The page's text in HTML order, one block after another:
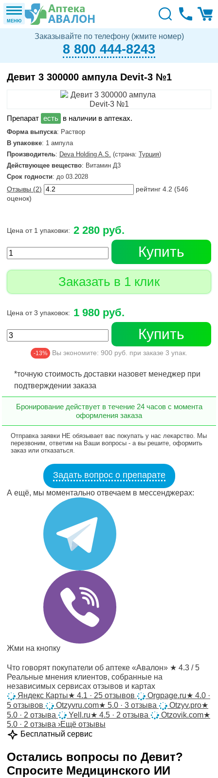
МЕНЮ
Заказывайте по телефону (жмите номер)
8 800 444-8243
Девит 3 300000 ампула Devit-3 №1
в наличии в аптеках.
Форма выпуска: Раствор
В упаковке: 1 ампула
Производитель: Deva Holding A.S. (страна: Турция)
Действующее вещество: Витамин Д3
Срок годности: до 03.2028
Отзывы (2) рейтинг 4.2 (546
оценок)
Цена от 1 упаковки: 2 280 руб.
Купить
Заказать в 1 клик
Цена от 3 упаковок: 1 980 руб.
Купить
-13% Вы экономите: 900 руб. при заказе 3 упак.
*точную стоимость доставки назовет менеджер при
подтверждении заказа
Бронирование действует в течение 24 часов с момента
оформления заказа
Отправка заявки НЕ обязывает вас покупать у нас лекарство. Мы
перезвоним, ответим на Ваши вопросы - а вы решите, оформить
заказ или отказаться.
Задать вопрос о препарате
А ещё, мы моментально отвечаем в мессенджерах:
Жми на кнопку
Что говорят покупатели об аптеке «Авалон» ★ 4.3 / 5
Реальные мнения клиентов, собранные на
независимых сервисах отзывов и картах
Яндекс Карты★ 4.1 · 25 отзывов Orgpage.ru★ 4.0 ·
5 отзывов
Otzyvru.com★ 5.0 · 3 отзыва Otzyv.pro★
5.0 · 2 отзыва
Yell.ru★ 4.5 · 2 отзыва Otzovik.com★
5.0 · 2 отзыва ›Ещё отзывы
Бесплатный сервис
Остались вопросы по Девит?
Спросите Медицинского ИИ